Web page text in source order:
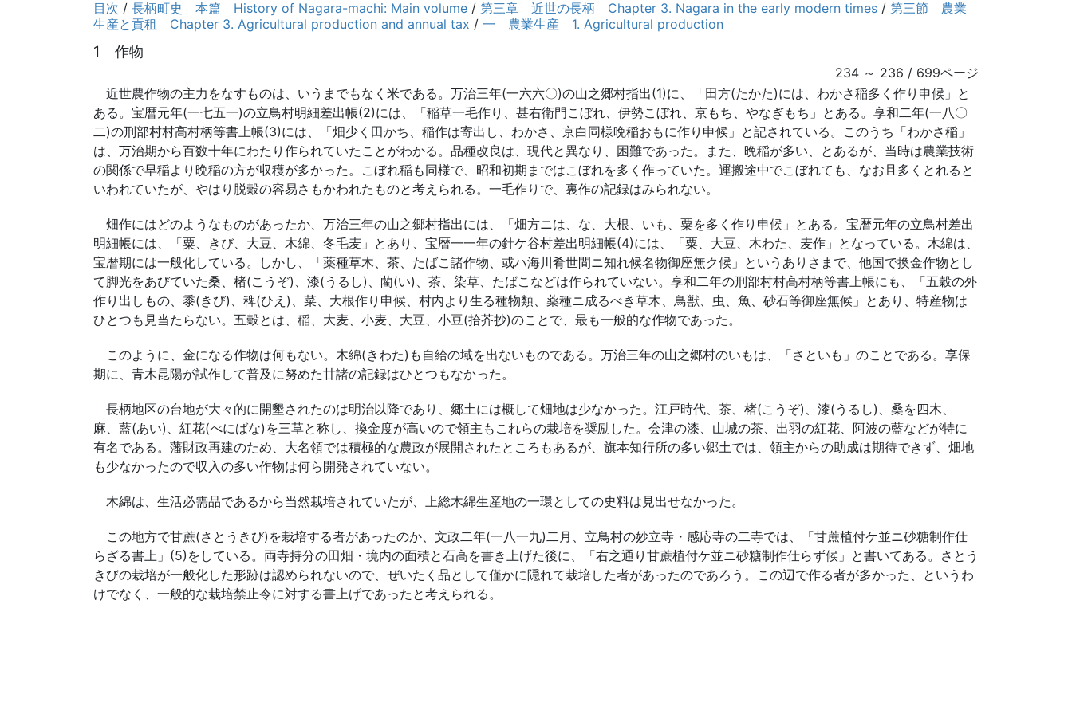
目次 / 長柄町史 本篇 History of Nagara-machi: Main volume / 第三章 近世の長柄 Chapter 3. Nagara in the early modern times / 第三節 農業
生産と貢租 Chapter 3. Agricultural production and annual tax / 一 農業生産 1. Agricultural production
1 作物
234 ～ 236 / 699ページ
近世農作物の主力をなすものは、いうまでもなく米である。万治三年(一六六〇)の山之郷村指出(1)に、「田方(たかた)には、わかさ稲多く作り申候」と
ある。宝暦元年(一七五一)の立鳥村明細差出帳(2)には、「稲草一毛作り、甚右衛門こぼれ、伊勢こぼれ、京もち、やなぎもち」とある。享和二年(一八〇
二)の刑部村村高村柄等書上帳(3)には、「畑少く田かち、稲作は寄出し、わかさ、京白同様晩稲おもに作り申候」と記されている。このうち「わかさ稲」
は、万治期から百数十年にわたり作られていたことがわかる。品種改良は、現代と異なり、困難であった。また、晩稲が多い、とあるが、当時は農業技術
の関係で早稲より晩稲の方が収穫が多かった。こぼれ稲も同様で、昭和初期まではこぼれを多く作っていた。運搬途中でこぼれても、なお且多くとれると
いわれていたが、やはり脱穀の容易さもかわれたものと考えられる。一毛作りで、裏作の記録はみられない。
畑作にはどのようなものがあったか、万治三年の山之郷村指出には、「畑方ニは、な、大根、いも、粟を多く作り申候」とある。宝暦元年の立鳥村差出
明細帳には、「粟、きび、大豆、木綿、冬毛麦」とあり、宝暦一一年の針ケ谷村差出明細帳(4)には、「粟、大豆、木わた、麦作」となっている。木綿は、
宝暦期には一般化している。しかし、「薬種草木、茶、たばこ諸作物、或ハ海川肴世間ニ知れ候名物御座無ク候」というありさまで、他国で換金作物とし
て脚光をあびていた桑、楮(こうぞ)、漆(うるし)、藺(い)、茶、染草、たばこなどは作られていない。享和二年の刑部村村高村柄等書上帳にも、「五穀の外
作り出しもの、黍(きび)、稗(ひえ)、菜、大根作り申候、村内より生る種物類、薬種ニ成るべき草木、鳥獣、虫、魚、砂石等御座無候」とあり、特産物は
ひとつも見当たらない。五穀とは、稲、大麦、小麦、大豆、小豆(拾芥抄)のことで、最も一般的な作物であった。
このように、金になる作物は何もない。木綿(きわた)も自給の域を出ないものである。万治三年の山之郷村のいもは、「さといも」のことである。享保
期に、青木昆陽が試作して普及に努めた甘諸の記録はひとつもなかった。
長柄地区の台地が大々的に開墾されたのは明治以降であり、郷土には概して畑地は少なかった。江戸時代、茶、楮(こうぞ)、漆(うるし)、桑を四木、
麻、藍(あい)、紅花(べにばな)を三草と称し、換金度が高いので領主もこれらの栽培を奨励した。会津の漆、山城の茶、出羽の紅花、阿波の藍などが特に
有名である。藩財政再建のため、大名領では積極的な農政が展開されたところもあるが、旗本知行所の多い郷土では、領主からの助成は期待できず、畑地
も少なかったので収入の多い作物は何ら開発されていない。
木綿は、生活必需品であるから当然栽培されていたが、上総木綿生産地の一環としての史料は見出せなかった。
この地方で甘蔗(さとうきび)を栽培する者があったのか、文政二年(一八一九)二月、立鳥村の妙立寺・感応寺の二寺では、「甘蔗植付ケ並ニ砂糖制作仕
らざる書上」(5)をしている。両寺持分の田畑・境内の面積と石高を書き上げた後に、「右之通り甘蔗植付ケ並ニ砂糖制作仕らず候」と書いてある。さとう
きびの栽培が一般化した形跡は認められないので、ぜいたく品として僅かに隠れて栽培した者があったのであろう。この辺で作る者が多かった、というわ
けでなく、一般的な栽培禁止令に対する書上げであったと考えられる。